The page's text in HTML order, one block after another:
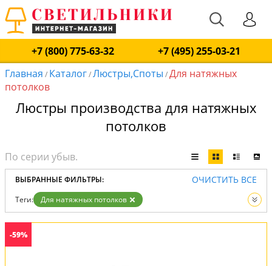
+7 (800) 775-63-32
+7 (495) 255-03-21
Главная / Каталог/Люстры,Споты /Для натяжных
потолков
Люстры производства для натяжных
потолков
ВЫБРАННЫЕ ФИЛЬТРЫ: ОЧИСТИТЬ ВСЕ
Теги:
Для натяжных потолков
Вид:
Люстры
Споты
-59%